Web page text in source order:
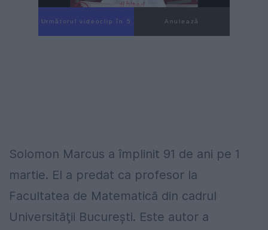
Următorul videoclip în 4 Anulează
Solomon Marcus a împlinit 91 de ani pe 1
martie. El a predat ca profesor la
Facultatea de Matematică din cadrul
Universităţii Bucureşti. Este autor a